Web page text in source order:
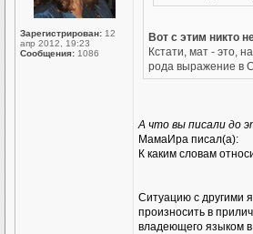
Зарегистрирован: 12
апр 2012, 19:23
Сообщения: 1086
Вот с этим никто
Кстати, мат - это,
рода выражение в
А что вы писали до
МамаИра писал(а):
К каким словам
Ситуацию с другими
произносить в
владеющего языком